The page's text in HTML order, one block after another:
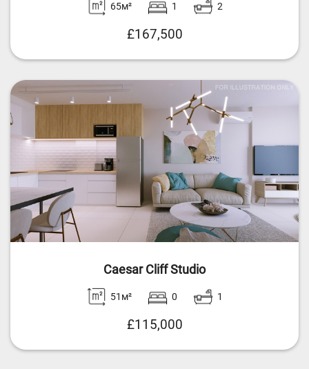
65м² 1 2
£167,500
Caesar Cliff Studio
51м² 0 1
£115,000